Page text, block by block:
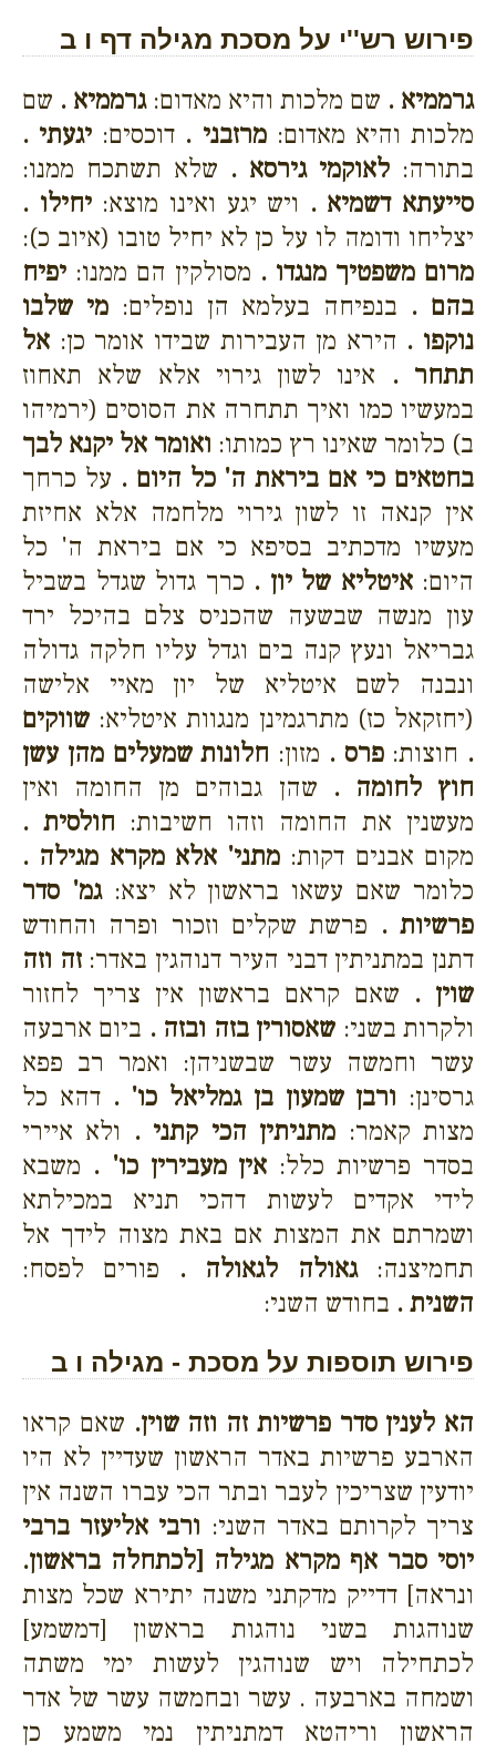
פירוש רש''י על מסכת מגילה דף ו ב
גרממיא . שם מלכות והיא מאדום:גרממיא . שם
מלכות והיא מאדום:מרזבני . דוכסים: יגעתי .
בתורה: לאוקמי גירסא . שלא תשתכח ממנו:
סייעתא דשמיא . ויש יגע ואינו מוצא:יחילו .
יצליחו ודומה לו על כן לא יחיל טובו (איוב כ):
מרום משפטיך מנגדו . מסולקין הם ממנו: יפיח
בהם . בנפיחה בעלמא הן נופלים:מי שלבו
נוקפו . הירא מן העבירות שבידו אומר כן: אל
תתחר . אינו לשון גירוי אלא שלא תאחוז
במעשיו כמו ואיך תתחרה את הסוסים (ירמיהו
ב) כלומר שאינו רץ כמותו: ואומר אל יקנא לבך
בחטאים כי אם ביראת ה' כל היום . על כרחך
אין קנאה זו לשון גירוי מלחמה אלא אחיזת
מעשיו מדכתיב בסיפא כי אם ביראת ה' כל
היום:איטליא של יון . כרך גדול שגדל בשביל
עון מנשה שבשעה שהכניס צלם בהיכל ירד
גבריאל ונעץ קנה בים וגדל עליו חלקה גדולה
ונבנה לשם איטליא של יון מאיי אלישה
(יחזקאל כז) מתרגמינן מנגוות איטליא: שווקים
. חוצות:פרס . מזון: חלונות שמעלים מהן עשן
חוץ לחומה . שהן גבוהים מן החומה ואין
מעשנין את החומה וזהו חשיבות: חולסית .
מקום אבנים דקות: מתני' אלא מקרא מגילה .
כלומר שאם עשאו בראשון לא יצא:גמ' סדר
פרשיות . פרשת שקלים וזכור ופרה והחודש
דתנן במתניתין דבני העיר דנוהגין באדר:זה וזה
שוין . שאם קראם בראשון אין צריך לחזור
ולקרות בשני: שאסורין בזה ובזה . ביום ארבעה
עשר וחמשה עשר שבשניהן: ואמר רב פפא
גרסינן: ורבן שמעון בן גמליאל כו' . דהא כל
מצות קאמר: מתניתין הכי קתני . ולא איירי
בסדר פרשיות כלל: אין מעבירין כו' . משבא
לידי אקדים לעשות דהכי תניא במכילתא
ושמרתם את המצות אם באת מצוה לידך אל
תחמיצנה:גאולה לגאולה . פורים לפסח:
השנית . בחודש השני:
פירוש תוספות על מסכת - מגילה ו ב
הא לענין סדר פרשיות זה וזה שוין. שאם קראו
הארבע פרשיות באדר הראשון שעדיין לא היו
יודעין שצריכין לעבר ובתר הכי עברו השנה אין
צריך לקרותם באדר השני: ורבי אליעזר ברבי
יוסי סבר אף מקרא מגילה [לכתחלה בראשון.
ונראה] דדייק מדקתני משנה יתירא שכל מצות
שנוהגות בשני נוהגות בראשון [דמשמע]
לכתחילה ויש שנוהגין לעשות ימי משתה
ושמחה בארבעה . עשר ובחמשה עשר של אדר
הראשון וריהטא דמתניתין נמי משמע כן